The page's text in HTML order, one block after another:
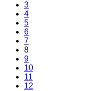
3
4
5
6
7
8
9
10
11
12